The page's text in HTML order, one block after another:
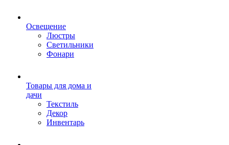
Освещение
Люстры
Светильники
Фонари
Товары для дома и
дачи
Текстиль
Декор
Инвентарь